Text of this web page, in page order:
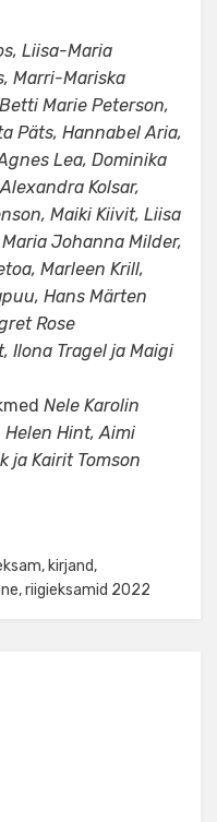
Liisa-Maria
Marri-Mariska
Marie Peterson,
Päts, Hannabel Aria,
Lea, Dominika
Kolsar,
Maiki Kiivit, Liisa
Johanna Milder,
Marleen Krill,
Hans Märten
Rose
Ilona Tragel ja Maigi
Nele Karolin
Helen Hint, Aimi
ja Kairit Tomson
, kirjand,
,riigieksamid 2022